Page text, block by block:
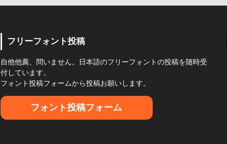
フリーフォント投稿
自他他薦、問いません。日本語のフリーフォントの投稿を随時受
付しています。
フォント投稿フォームから投稿お願いします。
フォント投稿フォーム